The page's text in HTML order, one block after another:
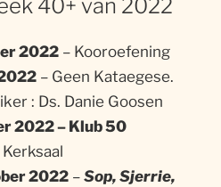
40+ van 2022
2022 – Kooroefening
– Geen Kataegese.
: Ds. Danie Goosen
2022 – Klub 50
2022 – Sop, Sjerrie,